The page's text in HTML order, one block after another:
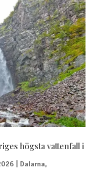
högsta vattenfall i
Dalarna,